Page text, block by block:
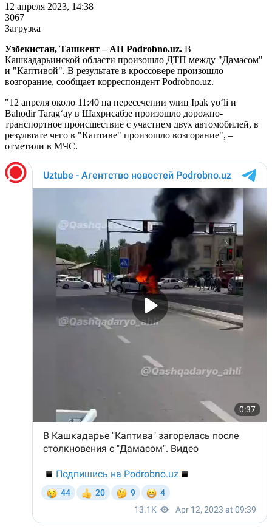
12 апреля 2023, 14:38
3067
Загрузка
Узбекистан, Ташкент – АН Podrobno.uz. В
Кашкадарьинской области произошло ДТП между "Дамасом"
и "Каптивой". В результате в кроссовере произошло
возгорание, сообщает корреспондент Podrobno.uz.
"12 апреля около 11:40 на пересечении улиц Ipak yo‘li и
Bahodir Tarag‘ay в Шахрисабзе произошло дорожно-
транспортное происшествие с участием двух автомобилей, в
результате чего в "Каптиве" произошло возгорание", –
отметили в МЧС.